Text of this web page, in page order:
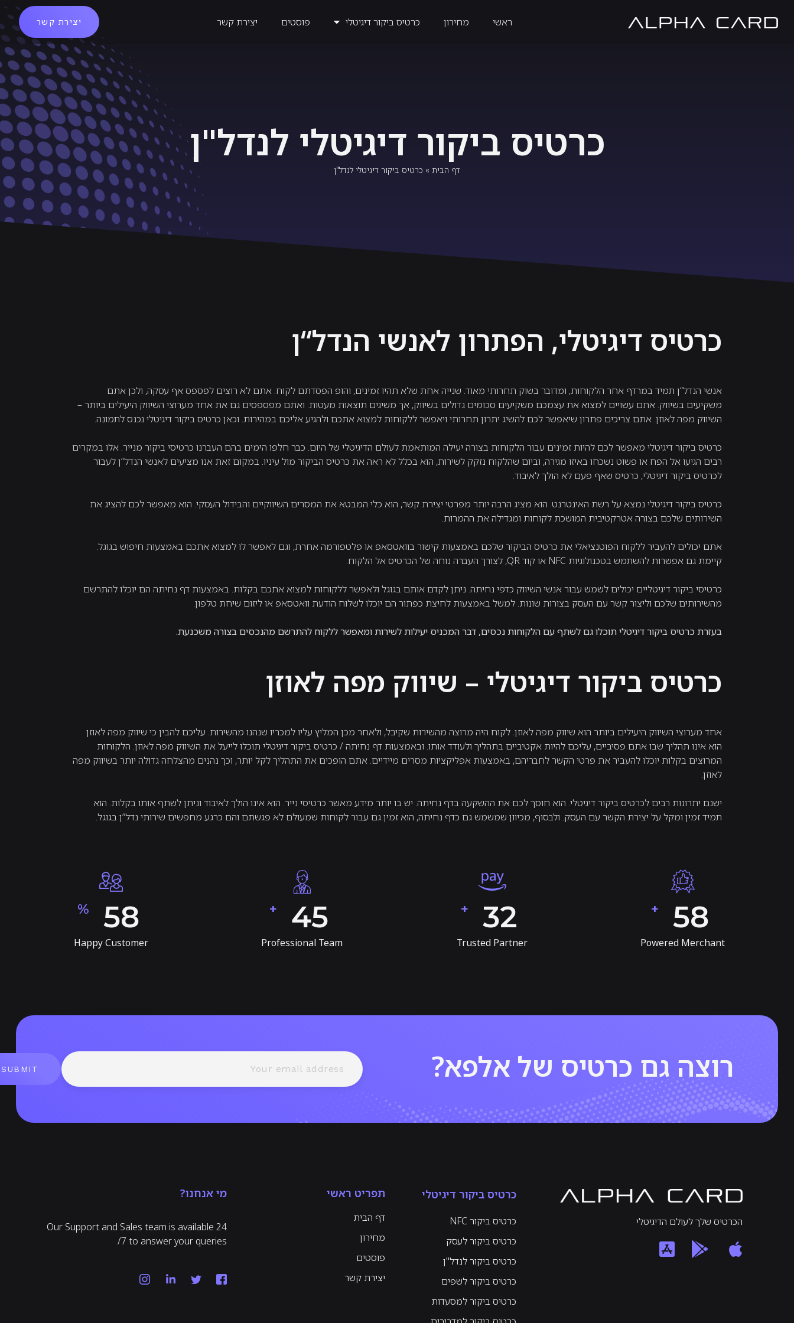
ראשי מחירון כרטיס ביקור דיגיטלי פוסטים יצירת קשר יצירת קשר
כרטיס ביקור דיגיטלי לנדל"ן
דף הבית » כרטיס ביקור דיגיטלי לנדל"ן
כרטיס דיגיטלי, הפתרון לאנשי הנדל“ן
אנשי הנדל“ן תמיד במרדף אחר הלקוחות, ומדובר בשוק תחרותי מאוד. שנייה אחת שלא תהיו זמינים, והופ הפסדתם לקוח. אתם לא רוצים לפספס אף עסקה, ולכן אתם
משקיעים בשיווק. אתם עשויים למצוא את עצמכם משקיעים סכומים גדולים בשיווק, אך משיגים תוצאות מעטות. ואתם מפספסים גם את אחד מערוצי השיווק היעילים ביותר –
השיווק מפה לאוזן. אתם צריכים פתרון שיאפשר לכם להשיג יתרון תחרותי ויאפשר ללקוחות למצוא אתכם ולהגיע אליכם במהירות. וכאן כרטיס ביקור דיגיטלי נכנס לתמונה.
כרטיס ביקור דיגיטלי מאפשר לכם להיות זמינים עבור הלקוחות בצורה יעילה המותאמת לעולם הדיגיטלי של היום. כבר חלפו הימים בהם העברנו כרטיסי ביקור מנייר. אלו במקרים
רבים הגיעו אל הפח או פשוט נשכחו באיזו מגירה, וביום שהלקוח נזקק לשירות, הוא בכלל לא ראה את כרטיס הביקור מול עיניו. במקום זאת אנו מציעים לאנשי הנדל“ן לעבור
לכרטיס ביקור דיגיטלי, כרטיס שאף פעם לא הולך לאיבוד.
כרטיס ביקור דיגיטלי נמצא על רשת האינטרנט. הוא מציג הרבה יותר מפרטי יצירת קשר, הוא כלי המבטא את המסרים השיווקיים והבידול העסקי. הוא מאפשר לכם להציג את
השירותים שלכם בצורה אטרקטיבית המושכת לקוחות ומגדילה את ההמרות.
אתם יכולים להעביר ללקוח הפוטנציאלי את כרטיס הביקור שלכם באמצעות קישור בוואטסאפ או פלטפורמה אחרת, וגם לאפשר לו למצוא אתכם באמצעות חיפוש בגוגל.
קיימת גם אפשרות להשתמש בטכנולוגיות NFC או קוד QR, לצורך העברה נוחה של הכרטיס אל הלקוח.
כרטיסי ביקור דיגיטליים יכולים לשמש עבור אנשי השיווק כדפי נחיתה. ניתן לקדם אותם בגוגל ולאפשר ללקוחות למצוא אתכם בקלות. באמצעות דף נחיתה הם יוכלו להתרשם
מהשירותים שלכם וליצור קשר עם העסק בצורות שונות. למשל באמצעות לחיצת כפתור הם יוכלו לשלוח הודעת וואטסאפ או ליזום שיחת טלפון.
בעזרת כרטיס ביקור דיגיטלי תוכלו גם לשתף עם הלקוחות נכסים, דבר המכניס יעילות לשירות ומאפשר ללקוח להתרשם מהנכסים בצורה משכנעת.
כרטיס ביקור דיגיטלי – שיווק מפה לאוזן
אחד מערוצי השיווק היעילים ביותר הוא שיווק מפה לאוזן. לקוח היה מרוצה מהשירות שקיבל, ולאחר מכן המליץ עליו למכריו שנהנו מהשירות. עליכם להבין כי שיווק מפה לאוזן
הוא אינו תהליך שבו אתם פסיביים, עליכם להיות אקטיביים בתהליך ולעודד אותו. ובאמצעות דף נחיתה / כרטיס ביקור דיגיטלי תוכלו לייעל את השיווק מפה לאוזן. הלקוחות
המרוצים בקלות יוכלו להעביר את פרטי הקשר לחבריהם, באמצעות אפליקציות מסרים מיידיים. אתם הופכים את התהליך לקל יותר, וכך נהנים מהצלחה גדולה יותר בשיווק מפה
לאוזן.
ישנם יתרונות רבים לכרטיס ביקור דיגיטלי. הוא חוסך לכם את ההשקעה בדף נחיתה. יש בו יותר מידע מאשר כרטיסי נייר. הוא אינו הולך לאיבוד וניתן לשתף אותו בקלות. הוא
תמיד זמין ומקל על יצירת הקשר עם העסק. ולבסוף, מכיוון שמשמש גם כדף נחיתה, הוא זמין גם עבור לקוחות שמעולם לא פגשתם והם כרגע מחפשים שירותי נדל“ן בגוגל.
75
+
Powered Merchant
41
+
Trusted Partner
58
+
Professional Team
75
%
Happy Customer
רוצה גם כרטיס של אלפא? SUBMIT
הכרטיס שלך לעולם הדיגיטלי
כרטיס ביקור דיגיטלי
כרטיס ביקור NFC
כרטיס ביקור לעסק
כרטיס ביקור לנדל"ן
כרטיס ביקור לשפים
כרטיס ביקור למסעדות
תפריט ראשי
דף הבית
מחירון
פוסטים
יצירת קשר
מי אנחנו?
Our Support and Sales team is available 24
/7 to answer your queries